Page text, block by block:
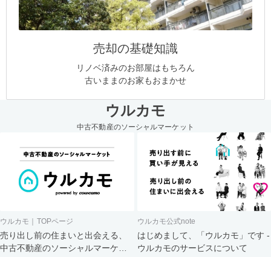
売却の基礎知識
リノベ済みのお部屋はもちろん
古いままのお家もおまかせ
ウルカモ
中古不動産のソーシャルマーケット
ウルカモ｜TOPページ
売り出し前の住まいと出会える、
中古不動産のソーシャルマーケッ
ウルカモ公式note
はじめまして、「ウルカモ」です -
ウルカモのサービスについて